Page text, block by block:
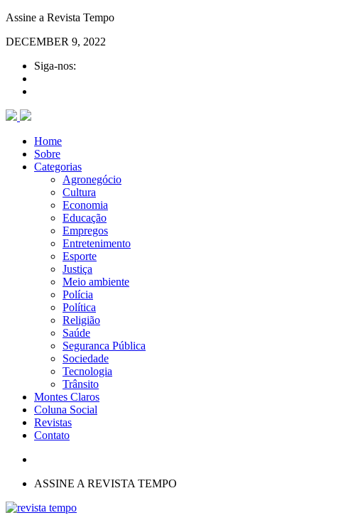
Assine a Revista Tempo
DECEMBER 9, 2022
Siga-nos:
Home
Sobre
Categorias
Agronegócio
Cultura
Economia
Educação
Empregos
Entretenimento
Esporte
Justiça
Meio ambiente
Polícia
Política
Religião
Saúde
Seguranca Pública
Sociedade
Tecnologia
Trânsito
Montes Claros
Coluna Social
Revistas
Contato
ASSINE A REVISTA TEMPO